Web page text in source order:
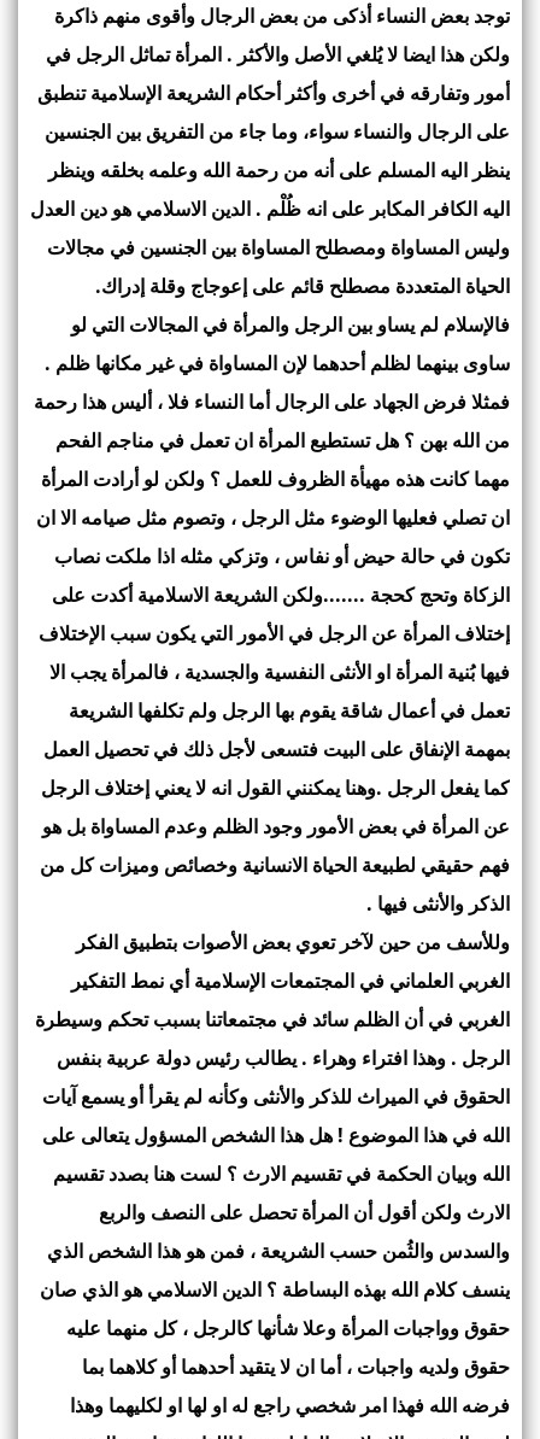
توجد بعض النساء أذكى من بعض الرجال وأقوى منهم ذاكرة
ولكن هذا ايضا لا يُلغي الأصل والأكثر . المرأة تماثل الرجل في
أمور وتفارقه في أخرى وأكثر أحكام الشريعة الإسلامية تنطبق
على الرجال والنساء سواء، وما جاء من التفريق بين الجنسين
ينظر اليه المسلم على أنه من رحمة الله وعلمه بخلقه وينظر
اليه الكافر المكابر على انه ظُلْم . الدين الاسلامي هو دين العدل
وليس المساواة ومصطلح المساواة بين الجنسين في مجالات
الحياة المتعددة مصطلح قائم على إعوجاج وقلة إدراك.
فالإسلام لم يساو بين الرجل والمرأة في المجالات التي لو
ساوى بينهما لظلم أحدهما لإن المساواة في غير مكانها ظلم .
فمثلا فرض الجهاد على الرجال أما النساء فلا ، أليس هذا رحمة
من الله بهن ؟ هل تستطيع المرأة ان تعمل في مناجم الفحم
مهما كانت هذه مهيأة الظروف للعمل ؟ ولكن لو أرادت المرأة
ان تصلي فعليها الوضوء مثل الرجل ، وتصوم مثل صيامه الا ان
تكون في حالة حيض أو نفاس ، وتزكي مثله اذا ملكت نصاب
الزكاة وتحج كحجة .......ولكن الشريعة الاسلامية أكدت على
إختلاف المرأة عن الرجل في الأمور التي يكون سبب الإختلاف
فيها بُنية المرأة او الأنثى النفسية والجسدية ، فالمرأة يجب الا
تعمل في أعمال شاقة يقوم بها الرجل ولم تكلفها الشريعة
بمهمة الإنفاق على البيت فتسعى لأجل ذلك في تحصيل العمل
كما يفعل الرجل .وهنا يمكنني القول انه لا يعني إختلاف الرجل
عن المرأة في بعض الأمور وجود الظلم وعدم المساواة بل هو
فهم حقيقي لطبيعة الحياة الانسانية وخصائص وميزات كل من
الذكر والأنثى فيها .
وللأسف من حين لآخر تعوي بعض الأصوات بتطبيق الفكر
الغربي العلماني في المجتمعات الإسلامية أي نمط التفكير
الغربي في أن الظلم سائد في مجتمعاتنا بسبب تحكم وسيطرة
الرجل . وهذا افتراء وهراء . يطالب رئيس دولة عربية بنفس
الحقوق في الميراث للذكر والأنثى وكأنه لم يقرأ أو يسمع آيات
الله في هذا الموضوع ! هل هذا الشخص المسؤول يتعالى على
الله وبيان الحكمة في تقسيم الارث ؟ لست هنا بصدد تقسيم
الارث ولكن أقول أن المرأة تحصل على النصف والربع
والسدس والثُمن حسب الشريعة ، فمن هو هذا الشخص الذي
ينسف كلام الله بهذه البساطة ؟ الدين الاسلامي هو الذي صان
حقوق وواجبات المرأة وعلا شأنها كالرجل ، كل منهما عليه
حقوق ولديه واجبات ، أما ان لا يتقيد أحدهما أو كلاهما بما
فرضه الله فهذا امر شخصي راجع له او لها او لكليهما وهذا